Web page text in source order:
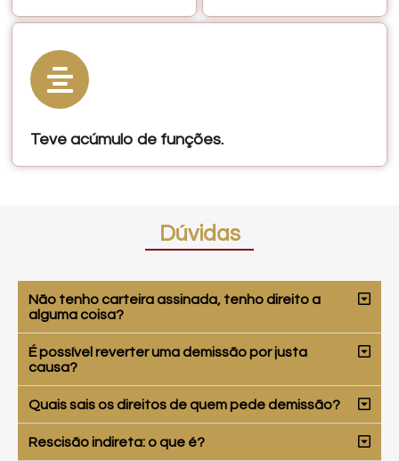
Teve acúmulo de funções.
Dúvidas
Não tenho carteira assinada, tenho direito a
alguma coisa?
É possível reverter uma demissão por justa
causa?
Quais sais os direitos de quem pede demissão?
Rescisão indireta: o que é?